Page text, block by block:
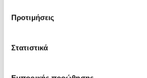
Προτιμήσεις
Στατιστικά